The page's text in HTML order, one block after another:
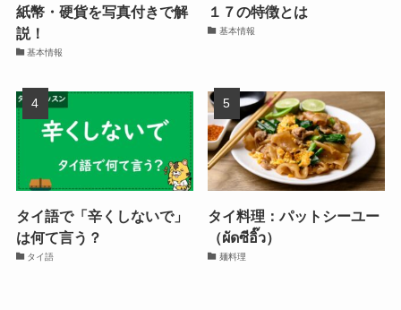
紙幣・硬貨を写真付きで解
説！
基本情報
１７の特徴とは
基本情報
タイ語で「辛くしないで」
は何て言う？
タイ語
タイ料理：パットシーユー
（ผัดซีอิ๊ว）
麺料理